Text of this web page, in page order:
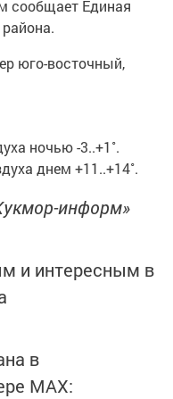
сообщает Единая
юго-восточный,
ночью -3..+1˚.
днем +11..+14˚.
информ»
и интересным в
в
MАХ: